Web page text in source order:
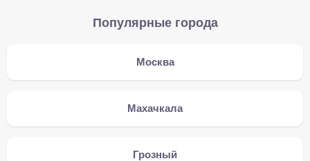
Популярные города
Москва
Махачкала
Грозный